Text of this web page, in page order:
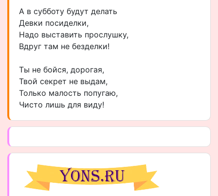
А в субботу будут делать
Девки посиделки,
Надо выставить прослушку,
Вдруг там не безделки!
Ты не бойся, дорогая,
Твой секрет не выдам,
Только малость попугаю,
Чисто лишь для виду!